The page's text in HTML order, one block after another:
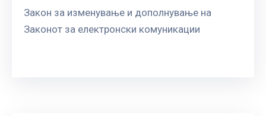
Закон за изменување и дополнување на
Законот за електронски комуникации